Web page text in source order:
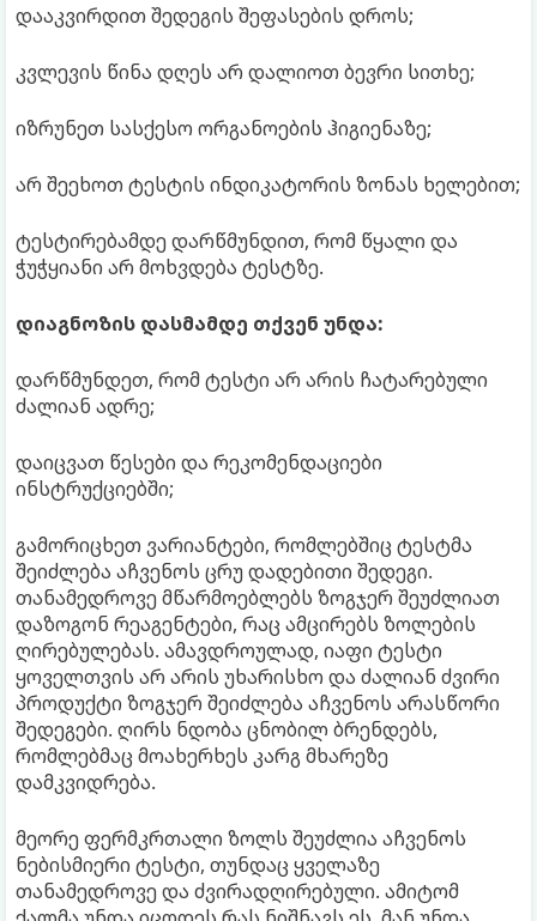
დააკვირდით შედეგის შეფასების დროს;
კვლევის წინა დღეს არ დალიოთ ბევრი სითხე;
იზრუნეთ სასქესო ორგანოების ჰიგიენაზე;
არ შეეხოთ ტესტის ინდიკატორის ზონას ხელებით;
ტესტირებამდე დარწმუნდით, რომ წყალი და
ჭუჭყიანი არ მოხვდება ტესტზე.
დიაგნოზის დასმამდე თქვენ უნდა:
დარწმუნდეთ, რომ ტესტი არ არის ჩატარებული
ძალიან ადრე;
დაიცვათ წესები და რეკომენდაციები
ინსტრუქციებში;
გამორიცხეთ ვარიანტები, რომლებშიც ტესტმა
შეიძლება აჩვენოს ცრუ დადებითი შედეგი.
თანამედროვე მწარმოებლებს ზოგჯერ შეუძლიათ
დაზოგონ რეაგენტები, რაც ამცირებს ზოლების
ღირებულებას. ამავდროულად, იაფი ტესტი
ყოველთვის არ არის უხარისხო და ძალიან ძვირი
პროდუქტი ზოგჯერ შეიძლება აჩვენოს არასწორი
შედეგები. ღირს ნდობა ცნობილ ბრენდებს,
რომლებმაც მოახერხეს კარგ მხარეზე
დამკვიდრება.
მეორე ფერმკრთალი ზოლს შეუძლია აჩვენოს
ნებისმიერი ტესტი, თუნდაც ყველაზე
თანამედროვე და ძვირადღირებული. ამიტომ